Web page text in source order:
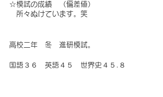
☆模試の成績　（偏差値）
所々ぬけています。笑
高校二年　冬　進研模試。
国語３６　英語４５　世界史４５.８